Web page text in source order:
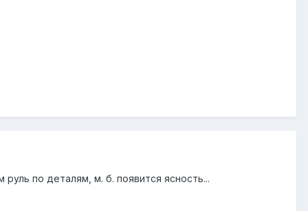
по деталям, м. б. появится ясность...